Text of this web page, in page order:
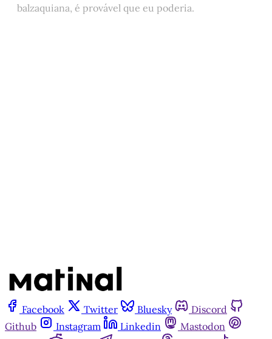
balzaquiana, é provável que eu poderia.
Facebook Twitter Bluesky
Discord
Github
Instagram Linkedin
Mastodon